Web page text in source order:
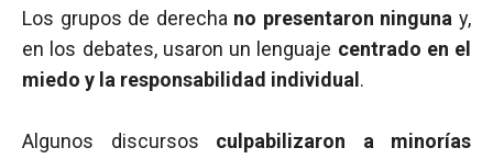
Los grupos de derecha no presentaron ninguna y,
en los debates, usaron un lenguaje centrado en el
miedo y la responsabilidad individual .
Algunos discursos culpabilizaron a minorías